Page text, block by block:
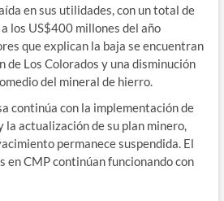
en sus utilidades, con un total de
los US$400 millones del año
que explican la baja se encuentran
de Los Colorados y una disminución
del mineral de hierro.
continúa con la implementación de
la actualización de su plan minero,
permanece suspendida. El
en CMP continúan funcionando con